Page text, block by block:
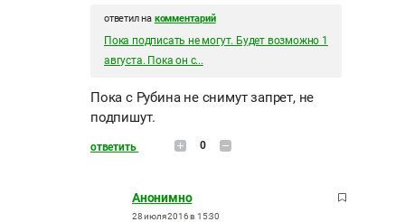
ответил на комментарий
Пока подписать не могут. Будет возможно 1
августа. Пока он с...
Пока с Рубина не снимут запрет, не
подпишут.
ответить 0
Анонимно
28 июля 2016 в 15:30